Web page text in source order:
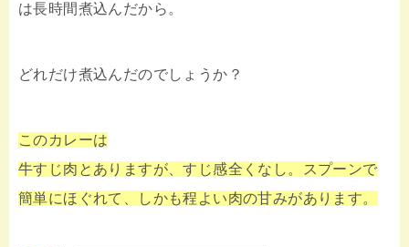
は長時間煮込んだから。
どれだけ煮込んだのでしょうか？
このカレーは
牛すじ肉とありますが、すじ感全くなし。スプーンで
簡単にほぐれて、しかも程よい肉の甘みがあります。